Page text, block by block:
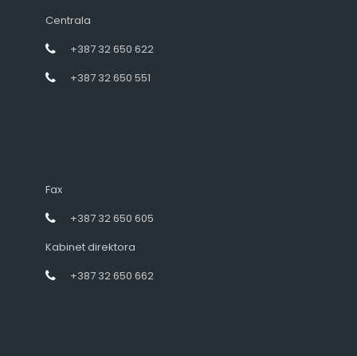
Centrala
+387 32 650 622
+387 32 650 551
Fax
+387 32 650 605
Kabinet direktora
+387 32 650 662